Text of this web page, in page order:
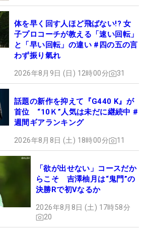
体を早く回す人ほど飛ばない!? 女
子プロコーチが教える「速い回転」
と「早い回転」の違い #四の五の言
わず振り氣れ
2026年8月9日 (日) 12時00分 31
話題の新作を抑えて『G440 K』が
首位 “10Ｋ”人気は未だに継続中 #
週間ギアランキング
2026年8月8日 (土) 18時00分 11
「欲が出せない」コースだか
らこそ 吉澤柚月は“鬼門”の
決勝Rで初Vなるか
2026年8月8日 (土) 17時58分
20